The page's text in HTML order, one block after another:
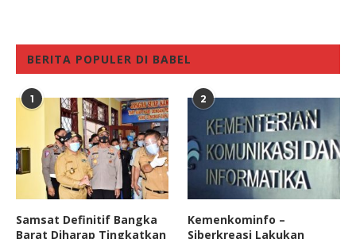
BERITA POPULER DI BABEL
1
Samsat Definitif Bangka
Barat Diharap Tingkatkan
2
Kemenkominfo –
Siberkreasi Lakukan